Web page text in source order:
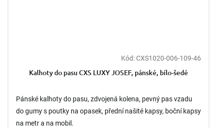
Kód:CXS1020-006-109-46
Kalhoty do pasu CXS LUXY JOSEF, pánské, bílo-šedé
Pánské kalhoty do pasu, zdvojená kolena, pevný pas vzadu
do gumy s poutky na opasek, přední našité kapsy, boční kapsy
na metr a na mobil.